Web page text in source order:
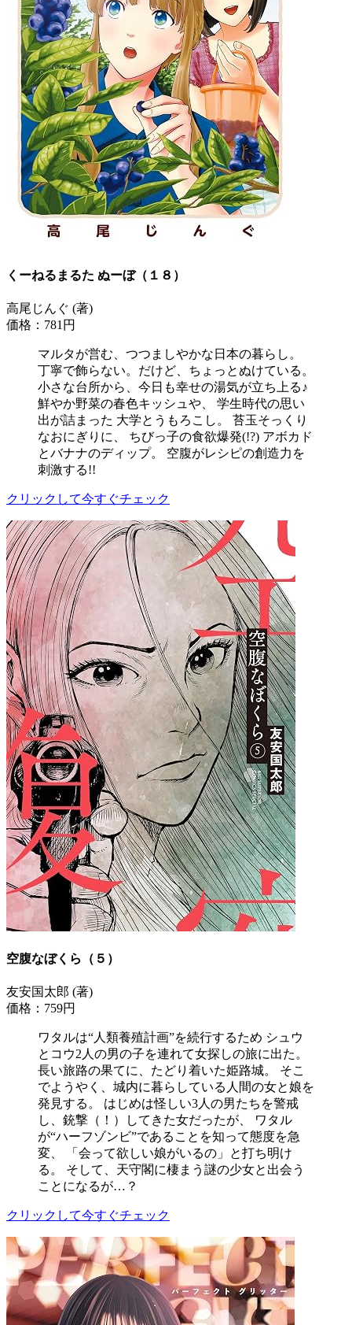
くーねるまるた ぬーぼ（１８）
高尾じんぐ (著)
価格：781円
マルタが営む、つつましやかな日本の暮らし。
丁寧で飾らない。だけど、ちょっとぬけている。
小さな台所から、今日も幸せの湯気が立ち上る♪
鮮やか野菜の春色キッシュや、 学生時代の思い
出が詰まった 大学とうもろこし。 苔玉そっくり
なおにぎりに、 ちびっ子の食欲爆発(!?) アボカド
とバナナのディップ。 空腹がレシピの創造力を
刺激する!!
クリックして今すぐチェック
空腹なぼくら（５）
友安国太郎 (著)
価格：759円
ワタルは“人類養殖計画”を続行するため シュウ
とコウ2人の男の子を連れて女探しの旅に出た。
長い旅路の果てに、たどり着いた姫路城。 そこ
でようやく、城内に暮らしている人間の女と娘を
発見する。 はじめは怪しい3人の男たちを警戒
し、銃撃（！）してきた女だったが、 ワタル
が“ハーフゾンビ”であることを知って態度を急
変、 「会って欲しい娘がいるの」と打ち明け
る。 そして、天守閣に棲まう謎の少女と出会う
ことになるが…？
クリックして今すぐチェック